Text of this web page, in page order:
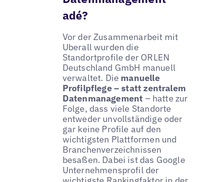
adé?
Vor der Zusammenarbeit mit
Uberall wurden die
Standortprofile der ORLEN
Deutschland GmbH manuell
verwaltet. Die manuelle
Profilpflege – statt zentralem
Datenmanagement – hatte zur
Folge, dass viele Standorte
entweder unvollständige oder
gar keine Profile auf den
wichtigsten Plattformen und
Branchenverzeichnissen
besaßen. Dabei ist das Google
Unternehmensprofil der